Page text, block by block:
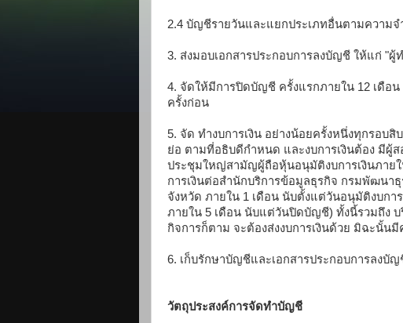
2.4 บัญชีรายวันและแยกประเภทอื่นตามความจ
3. ส่งมอบเอกสารประกอบการลงบัญชี ให้แก่ "
4. จัดให้มีการปิดบัญชี ครั้งแรกภายใน 12 เดื
ครั้งก่อน
5. จัด ทำงบการเงิน อย่างน้อยครั้งหนึ่งทุกรอบสิ
ย่อ ตามที่อธิบดีกำหนด และงบการเงินต้อง มี
ประชุมใหญ่สามัญผู้ถือหุ้นอนุมัติงบการเงินภาย
การเงินต่อสำนักบริการข้อมูลธุรกิจ กรมพัฒนา
จังหวัด ภายใน 1 เดือน นับตั้งแต่วันอนุมัติงบกา
ภายใน 5 เดือน นับแต่วันปิดบัญชี) ทั้งนี้รวมถึง
กิจการก็ตาม จะต้องส่งงบการเงินด้วย มิฉะนั้น
6. เก็บรักษาบัญชีและเอกสารประกอบการลงบัญ
วัตถุประสงค์การจัดทำบัญชี